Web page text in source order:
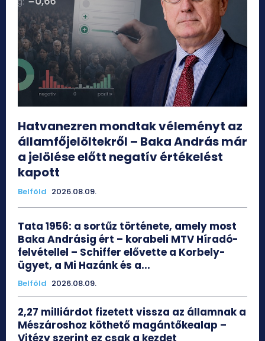
Hatvanezren mondtak véleményt az
államfőjelöltekről – Baka András már
a jelölése előtt negatív értékelést
kapott
Belföld 2026.08.09.
Tata 1956: a sortűz története, amely most
Baka Andrásig ért – korabeli MTV Híradó-
felvétellel – Schiffer elővette a Korbely-
ügyet, a Mi Hazánk és a...
Belföld 2026.08.09.
2,27 milliárdot fizetett vissza az államnak a
Mészároshoz köthető magántőkealap –